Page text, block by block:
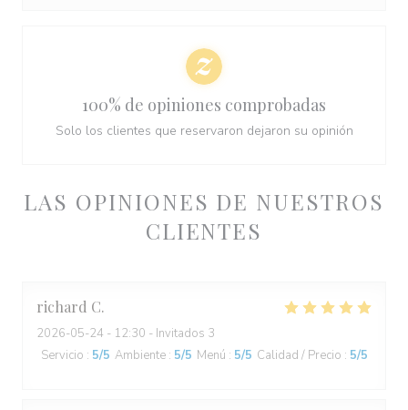
LAS OPINIONES DE NUESTROS
CLIENTES
richard C
2026-05-24 - 12:30 - Invitados 3
Servicio : 5/5 Ambiente : 5/5 Menú : 5/5 Calidad / Precio : 5/5
100% de opiniones comprobadas
Solo los clientes que reservaron dejaron su opinión